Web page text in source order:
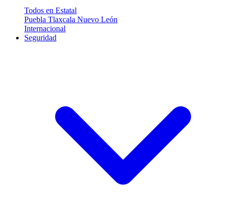
Todos en Estatal
Puebla Tlaxcala Nuevo León
Internacional
Seguridad